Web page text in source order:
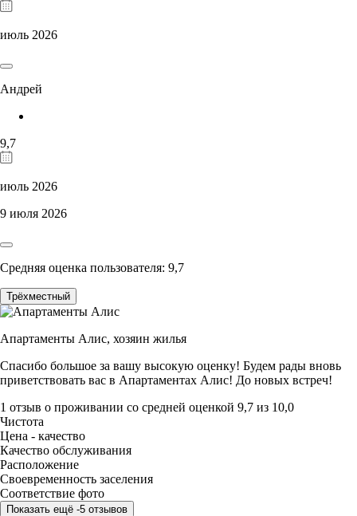
июль 2026
Андрей
9,7
июль 2026
9 июля 2026
Средняя оценка пользователя: 9,7
Трёхместный
Апартаменты Алис, хозяин жилья
Спасибо большое за вашу высокую оценку! Будем рады вновь
приветствовать вас в Апартаментах Алис! До новых встреч!
1 отзыв о проживании со средней оценкой 9,7 из 10,0
Чистота
Цена - качество
Качество обслуживания
Расположение
Своевременность заселения
Соответствие фото
Показать ещё -5 отзывов